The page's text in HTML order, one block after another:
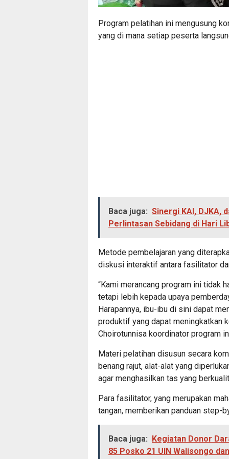
Program pelatihan ini mengusung
yang di mana setiap peserta
Baca juga: Sinergi KAI, DJKA,
Perlintasan Sebidang di Hari
Metode pembelajaran yang
diskusi interaktif antara fasilitator
“Kami merancang program ini tidak
tetapi lebih kepada upaya
Harapannya, ibu-ibu di sini dapat
produktif yang dapat meningkatkan
Choirotunnisa koordinator program
Materi pelatihan disusun secara
benang rajut, alat-alat yang
agar menghasilkan tas yang
Para fasilitator, yang merupakan
tangan, memberikan panduan step-
Baca juga: Kegiatan Donor
85 Posko 21 UIN Walisongo